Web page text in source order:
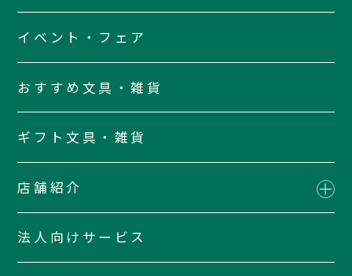
イベント・フェア
おすすめ文具・雑貨
ギフト文具・雑貨
店舗紹介
法人向けサービス